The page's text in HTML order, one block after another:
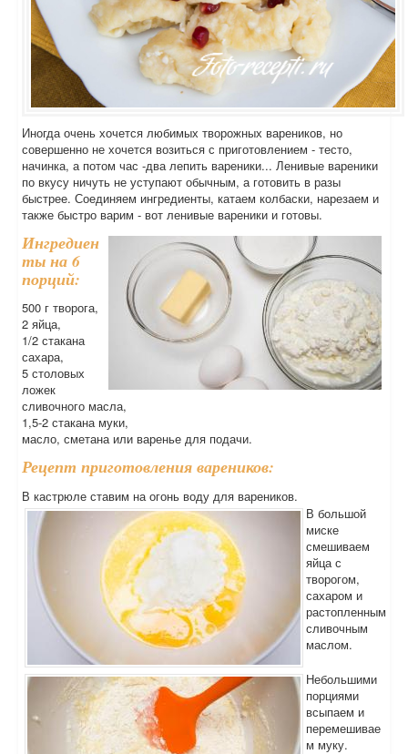
Иногда очень хочется любимых творожных вареников, но
совершенно не хочется возиться с приготовлением - тесто,
начинка, а потом час -два лепить вареники... Ленивые вареники
по вкусу ничуть не уступают обычным, а готовить в разы
быстрее. Соединяем ингредиенты, катаем колбаски, нарезаем и
также быстро варим - вот ленивые вареники и готовы.
Ингредиен
ты на 6
порций:
500 г творога,
2 яйца,
1/2 стакана
сахара,
5 столовых
ложек
сливочного масла,
1,5-2 стакана муки,
масло, сметана или варенье для подачи.
Рецепт приготовления вареников:
В кастрюле ставим на огонь воду для вареников.
В большой
миске
смешиваем
яйца с
творогом,
сахаром и
растопленным
сливочным
маслом.
Небольшими
порциями
всыпаем и
перемешивае
м муку.